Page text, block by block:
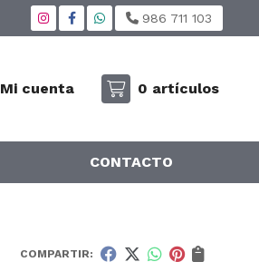
986 711 103
Mi cuenta 0 artículos
CONTACTO
COMPARTIR: